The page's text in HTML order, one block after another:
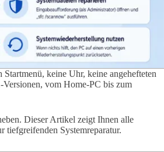
keine Uhr, keine angehefteten
vom Home-PC bis zum
Dieser Artikel zeigt Ihnen alle
tiefgreifenden Systemreparatur.